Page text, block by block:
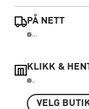
PÅ NETT
...
KLIKK &
..
VELG